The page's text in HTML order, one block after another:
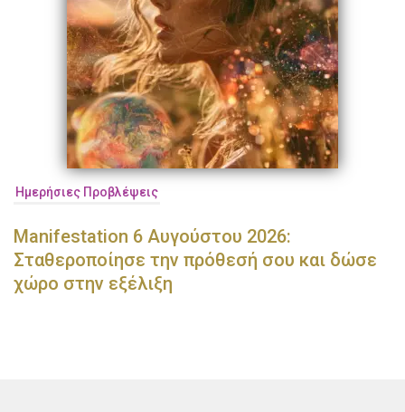
Ημερήσιες Προβλέψεις
Manifestation 6 Αυγούστου 2026:
Σταθεροποίησε την πρόθεσή σου και δώσε
χώρο στην εξέλιξη